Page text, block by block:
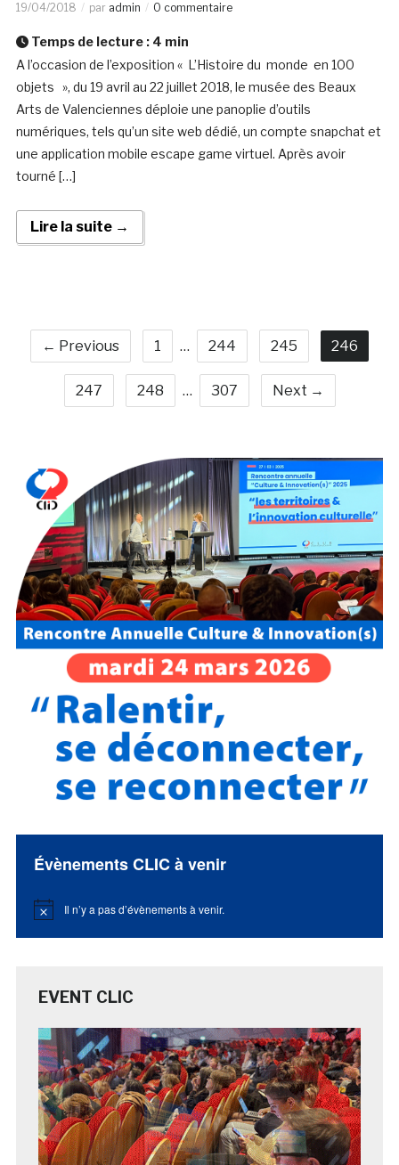
19/04/2018 par admin 0 commentaire
Temps de lecture : 4 min
A l’occasion de l’exposition « L’Histoire du monde en 100
objets », du 19 avril au 22 juillet 2018, le musée des Beaux
Arts de Valenciennes déploie une panoplie d’outils
numériques, tels qu’un site web dédié, un compte snapchat et
une application mobile escape game virtuel. Après avoir
tourné […]
Lire la suite →
← Previous 1 … 244 245 246
247 248 … 307 Next →
Évènements CLIC à venir
Notice Il n’y a pas d’évènements à venir.
EVENT CLIC